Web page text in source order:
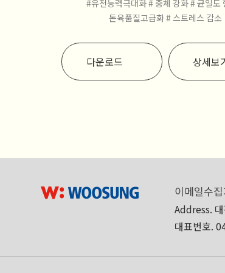
#유전능력극대화# 중체 강화# 균일도
돈육품질고급화# 스트레스 감소
다운로드 상세보
이메일수
Address.
대표번호.